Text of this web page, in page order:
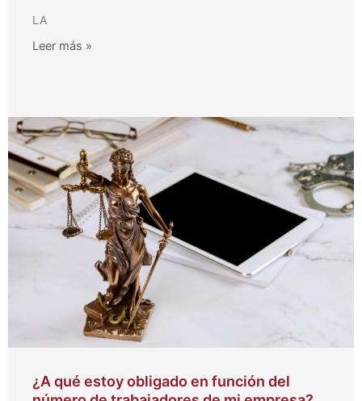
LA
Leer más »
¿A qué estoy obligado en función del